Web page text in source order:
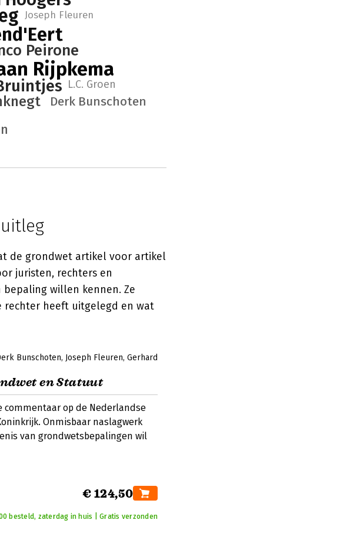
Rijpkema
Peirone
Derk Bunschoten
L.C. Groen
Joseph Fleuren
de grondwet artikel voor artikel
juristen, rechters en
willen kennen. Ze
rechter heeft uitgelegd en wat
Bunschoten Joseph Fleuren Gerhard
en Statuut
commentaar op de Nederlandse
Onmisbaar naslagwerk
van grondwetsbepalingen wil
€ 124,50
besteld, zaterdag in huis | Gratis verzonden